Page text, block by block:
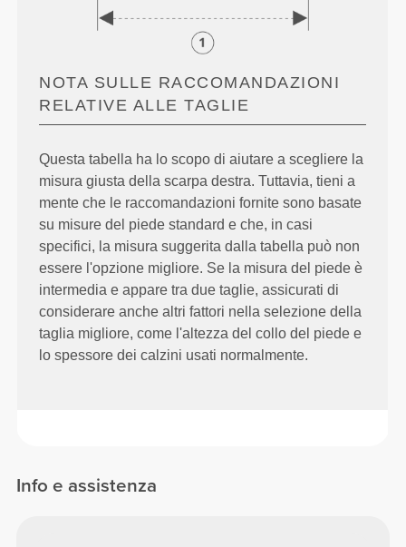
NOTA SULLE RACCOMANDAZIONI
RELATIVE ALLE TAGLIE
Questa tabella ha lo scopo di aiutare a scegliere la
misura giusta della scarpa destra. Tuttavia, tieni a
mente che le raccomandazioni fornite sono basate
su misure del piede standard e che, in casi
specifici, la misura suggerita dalla tabella può non
essere l'opzione migliore. Se la misura del piede è
intermedia e appare tra due taglie, assicurati di
considerare anche altri fattori nella selezione della
taglia migliore, come l'altezza del collo del piede e
lo spessore dei calzini usati normalmente.
Info e assistenza